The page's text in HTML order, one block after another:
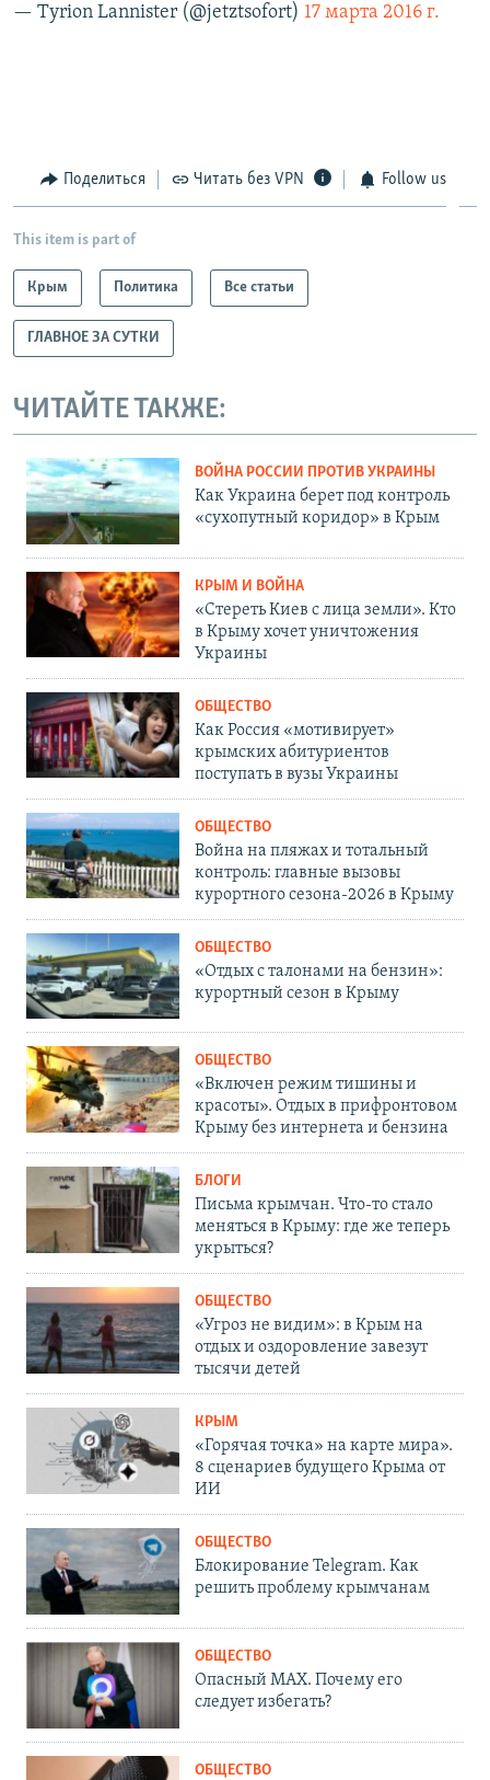
— Tyrion Lannister (@jetztsofort) 17 марта 2016 г.
Поделиться Читать без VPN Follow us
This item is part of
Крым Политика Все статьи
ГЛАВНОЕ ЗА СУТКИ
ЧИТАЙТЕ ТАКЖЕ:
ВОЙНА РОССИИ ПРОТИВ УКРАИНЫ
Как Украина берет под контроль
«сухопутный коридор» в Крым
КРЫМ И ВОЙНА
«Стереть Киев с лица земли». Кто
в Крыму хочет уничтожения
Украины
ОБЩЕСТВО
Как Россия «мотивирует»
крымских абитуриентов
поступать в вузы Украины
ОБЩЕСТВО
Война на пляжах и тотальный
контроль: главные вызовы
курортного сезона-2026 в Крыму
ОБЩЕСТВО
«Отдых с талонами на бензин»:
курортный сезон в Крыму
ОБЩЕСТВО
«Включен режим тишины и
красоты». Отдых в прифронтовом
Крыму без интернета и бензина
БЛОГИ
Письма крымчан. Что-то стало
меняться в Крыму: где же теперь
укрыться?
ОБЩЕСТВО
«Угроз не видим»: в Крым на
отдых и оздоровление завезут
тысячи детей
КРЫМ
«Горячая точка» на карте мира».
8 сценариев будущего Крыма от
ИИ
ОБЩЕСТВО
Блокирование Telegram. Как
решить проблему крымчанам
ОБЩЕСТВО
Опасный MAX. Почему его
следует избегать?
ОБЩЕСТВО